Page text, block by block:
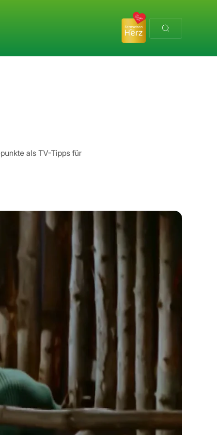
als TV-Tipps für